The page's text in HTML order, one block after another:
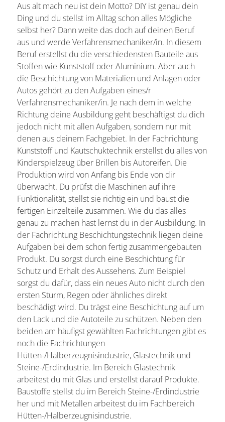
Aus alt mach neu ist dein Motto? DIY ist genau dein
Ding und du stellst im Alltag schon alles Mögliche
selbst her? Dann weite das doch auf deinen Beruf
aus und werde Verfahrensmechaniker/in. In diesem
Beruf erstellst du die verschiedensten Bauteile aus
Stoffen wie Kunststoff oder Aluminium. Aber auch
die Beschichtung von Materialien und Anlagen oder
Autos gehört zu den Aufgaben eines/r
Verfahrensmechaniker/in. Je nach dem in welche
Richtung deine Ausbildung geht beschäftigst du dich
jedoch nicht mit allen Aufgaben, sondern nur mit
denen aus deinem Fachgebiet. In der Fachrichtung
Kunststoff und Kautschuktechnik erstellst du alles von
Kinderspielzeug über Brillen bis Autoreifen. Die
Produktion wird von Anfang bis Ende von dir
überwacht. Du prüfst die Maschinen auf ihre
Funktionalität, stellst sie richtig ein und baust die
fertigen Einzelteile zusammen. Wie du das alles
genau zu machen hast lernst du in der Ausbildung. In
der Fachrichtung Beschichtungstechnik liegen deine
Aufgaben bei dem schon fertig zusammengebauten
Produkt. Du sorgst durch eine Beschichtung für
Schutz und Erhalt des Aussehens. Zum Beispiel
sorgst du dafür, dass ein neues Auto nicht durch den
ersten Sturm, Regen oder ähnliches direkt
beschädigt wird. Du trägst eine Beschichtung auf um
den Lack und die Autoteile zu schützen. Neben den
beiden am häufigst gewählten Fachrichtungen gibt es
noch die Fachrichtungen
Hütten-/Halberzeugnisindustrie, Glastechnik und
Steine-/Erdindustrie. Im Bereich Glastechnik
arbeitest du mit Glas und erstellst darauf Produkte.
Baustoffe stellst du im Bereich Steine-/Erdindustrie
her und mit Metallen arbeitest du im Fachbereich
Hütten-/Halberzeugnisindustrie.